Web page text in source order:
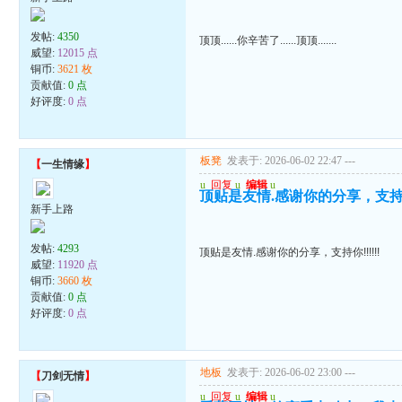
发帖:4350
威望: 12015 点
铜币:3621 枚
贡献值:0 点
好评度:0 点
顶顶......你辛苦了......顶顶.......
【一生情缘】
新手上路
发帖:4293
威望: 11920 点
铜币:3660 枚
贡献值:0 点
好评度:0 点
板凳 发表于: 2026-06-02 22:47 ---
u 回复 u 编辑 u
顶贴是友情.感谢你的分享，支
顶贴是友情.感谢你的分享，支持你!!!!!!
【刀剑无情】 地板 发表于: 2026-06-02 23:00 ---
u 回复 u 编辑 u